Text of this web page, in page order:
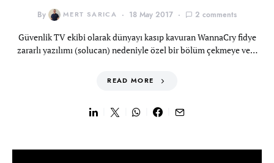
By MERT SARICA 18 May 2017 2 comments
Güvenlik TV ekibi olarak dünyayı kasıp kavuran WannaCry fidye
zararlı yazılımı (solucan) nedeniyle özel bir bölüm çekmeye ve…
READ MORE